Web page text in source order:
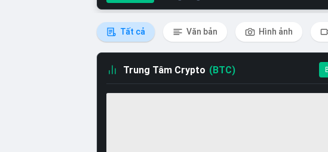
Tất cả Văn bản Hình ảnh
Trung Tâm Crypto (BTC)